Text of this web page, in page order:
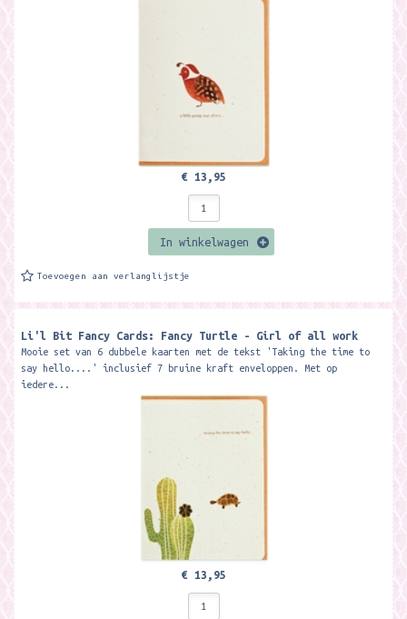
€ 13,95
In winkelwagen
Toevoegen aan verlanglijstje
Li'l Bit Fancy Cards: Fancy Turtle - Girl of all work
Mooie set van 6 dubbele kaarten met de tekst 'Taking the time to
say hello....' inclusief 7 bruine kraft enveloppen. Met op
iedere...
€ 13,95